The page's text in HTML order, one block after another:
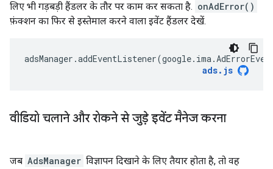
लिए भी गड़बड़ी हैंडलर के तौर पर काम कर सकता है. onAdError()
फ़ंक्शन का फिर से इस्तेमाल करने वाला इवेंट हैंडलर देखें.
adsManager .addEventListener(google. ima.
ads. js
वीडियो चलाने और रोकने से जुड़े इवेंट मैनेज करना
जब AdsManager विज्ञापन दिखाने के लिए तैयार होता है, तो वह